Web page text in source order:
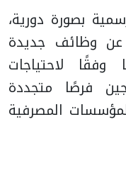
بصورة دورية،
عن وظائف جديدة
لاحتياجات
فرصًا متجددة
المصرفية